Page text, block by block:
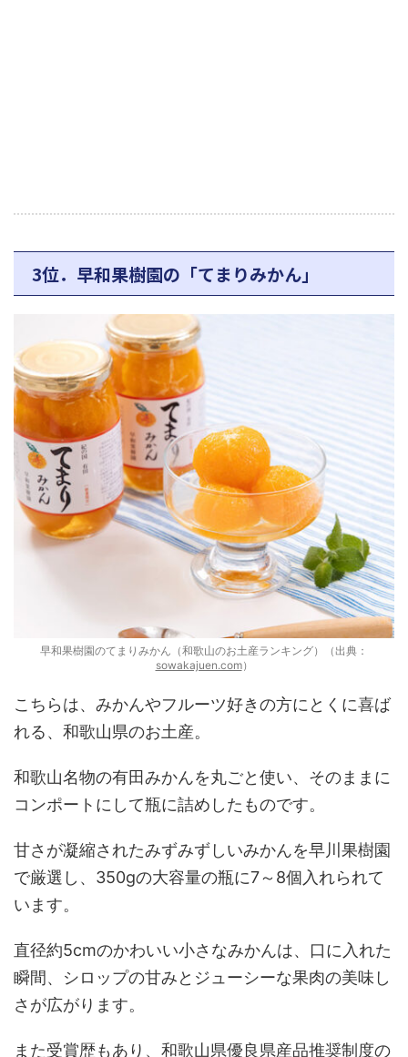
3位．早和果樹園の「てまりみかん」
早和果樹園のてまりみかん（和歌山のお土産ランキング）（出典：
sowakajuen.com）
こちらは、みかんやフルーツ好きの方にとくに喜ば
れる、和歌山県のお土産。
和歌山名物の有田みかんを丸ごと使い、そのままに
コンポートにして瓶に詰めしたものです。
甘さが凝縮されたみずみずしいみかんを早川果樹園
で厳選し、350gの大容量の瓶に7～8個入れられて
います。
直径約5cmのかわいい小さなみかんは、口に入れた
瞬間、シロップの甘みとジューシーな果肉の美味し
さが広がります。
また受賞歴もあり、和歌山県優良県産品推奨制度の